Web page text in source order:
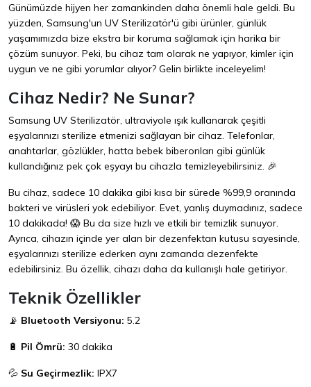
Günümüzde hijyen her zamankinden daha önemli hale geldi. Bu
yüzden, Samsung'un UV Sterilizatör'ü gibi ürünler, günlük
yaşamımızda bize ekstra bir koruma sağlamak için harika bir
çözüm sunuyor. Peki, bu cihaz tam olarak ne yapıyor, kimler için
uygun ve ne gibi yorumlar alıyor? Gelin birlikte inceleyelim!
Cihaz Nedir? Ne Sunar?
Samsung UV Sterilizatör, ultraviyole ışık kullanarak çeşitli
eşyalarınızı sterilize etmenizi sağlayan bir cihaz. Telefonlar,
anahtarlar, gözlükler, hatta bebek biberonları gibi günlük
kullandığınız pek çok eşyayı bu cihazla temizleyebilirsiniz. 🎉
Bu cihaz, sadece 10 dakika gibi kısa bir sürede %99,9 oranında
bakteri ve virüsleri yok edebiliyor. Evet, yanlış duymadınız, sadece
10 dakikada! 😱 Bu da size hızlı ve etkili bir temizlik sunuyor.
Ayrıca, cihazın içinde yer alan bir dezenfektan kutusu sayesinde,
eşyalarınızı sterilize ederken aynı zamanda dezenfekte
edebilirsiniz. Bu özellik, cihazı daha da kullanışlı hale getiriyor.
Teknik Özellikler
📡 Bluetooth Versiyonu: 5.2
🔋 Pil Ömrü: 30 dakika
💦 Su Geçirmezlik: IPX7